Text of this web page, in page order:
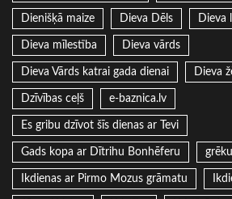
Dienišķā maize Dieva Dēls Dieva
Dieva mīlestība Dieva vārds
Dieva Vārds katrai gada dienai Dieva
Dzīvības ceļš e-baznica.lv
Es gribu dzīvot šīs dienas ar Tevi
Gads kopa ar Dītrihu Bonhēferu
Ikdienas ar Pirmo Mozus grāmatu